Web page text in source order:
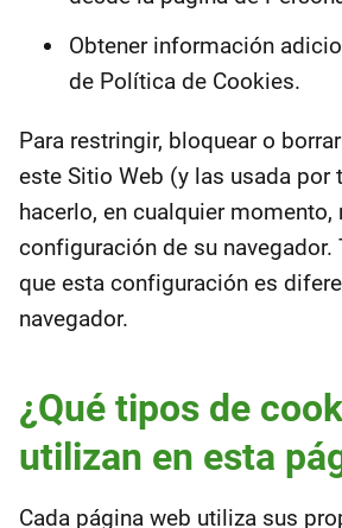
Obtener información
de Política de Cookies.
Para restringir, bloquear o
este Sitio Web (y las usada por
hacerlo, en cualquier
configuración de su navegador.
que esta configuración es
navegador.
¿Qué tipos de
utilizan en esta
Cada página web utiliza sus